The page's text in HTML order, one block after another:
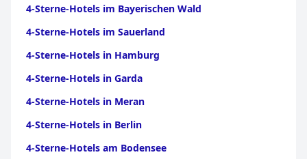
4-Sterne-Hotels im Bayerischen Wald
4-Sterne-Hotels im Sauerland
4-Sterne-Hotels in Hamburg
4-Sterne-Hotels in Garda
4-Sterne-Hotels in Meran
4-Sterne-Hotels in Berlin
4-Sterne-Hotels am Bodensee